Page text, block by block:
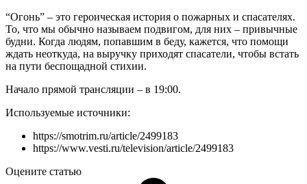
“Огонь” – это героическая история о пожарных и спасателях.
То, что мы обычно называем подвигом, для них – привычные
будни. Когда людям, попавшим в беду, кажется, что помощи
ждать неоткуда, на выручку приходят спасатели, чтобы встать
на пути беспощадной стихии.
Начало прямой трансляции – в 19:00.
Используемые источники:
https://smotrim.ru/article/2499183
https://www.vesti.ru/television/article/2499183
Оцените статью